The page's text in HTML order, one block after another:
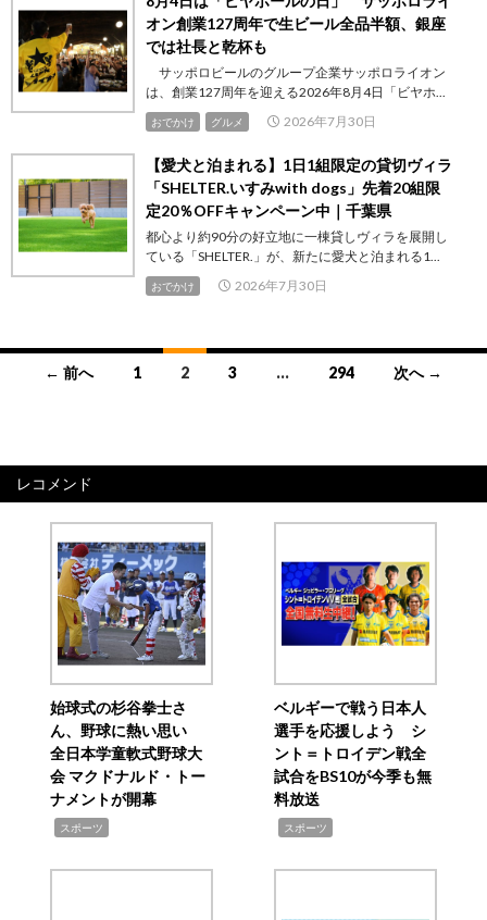
オン創業127周年で生ビール全品半額、銀座
では社長と乾杯も
サッポロビールのグループ企業サッポロライオン
は、創業127周年を迎える2026年8月4日「ビヤホ...
おでかけ グルメ 2026年7月30日
【愛犬と泊まれる】1日1組限定の貸切ヴィラ
「SHELTER.いすみwith dogs」先着20組限
定20％OFFキャンペーン中｜千葉県
都心より約90分の好立地に一棟貸しヴィラを展開し
ている「SHELTER.」が、新たに愛犬と泊まれる1...
おでかけ 2026年7月30日
ビ
← 前へ 1 2 3 … 294 次へ →
レコメンド
始球式の杉谷拳士さ
ん、野球に熱い思い
全日本学童軟式野球大
会 マクドナルド・トー
ナメントが開幕
スポーツ
ベルギーで戦う日本人
選手を応援しよう シ
ント＝トロイデン戦全
試合をBS10が今季も無
料放送
スポーツ